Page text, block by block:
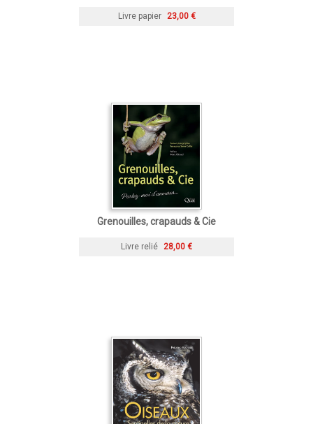
Livre papier 23,00 €
Grenouilles, crapauds & Cie
Livre relié 28,00 €